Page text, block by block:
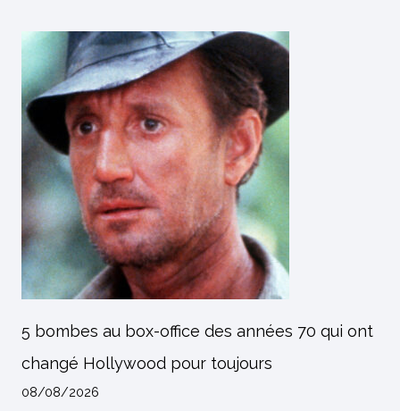
5 bombes au box-office des années 70 qui ont
changé Hollywood pour toujours
08/08/2026